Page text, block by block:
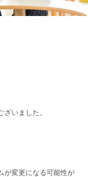
いました。
が変更になる可能性が